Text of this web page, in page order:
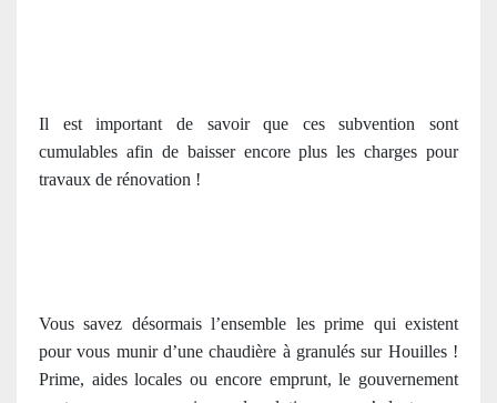
Il est important de savoir que ces subvention sont
cumulables afin de baisser encore plus les charges pour
travaux de rénovation !
Vous savez désormais l’ensemble les prime qui existent
pour vous munir d’une chaudière à granulés sur Houilles !
Prime, aides locales ou encore emprunt, le gouvernement